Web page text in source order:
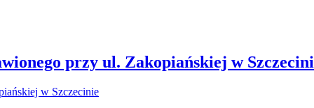
przy ul. Zakopiańskiej w